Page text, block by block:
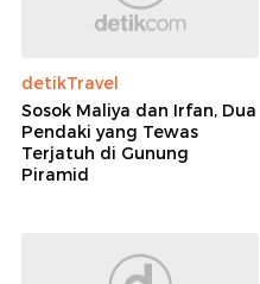
detikTravel
Sosok Maliya dan Irfan, Dua
Pendaki yang Tewas
Terjatuh di Gunung
Piramid